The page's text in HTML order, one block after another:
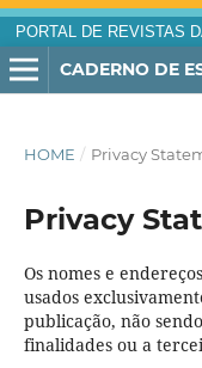
PORTAL DE REVISTAS
CADERNO DE
HOME / Privacy
Privacy
Os nomes e
usados
publicação, não
finalidades ou a